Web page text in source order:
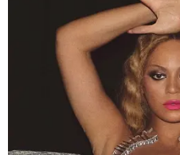
(Gazania rigens,
splendens)
Gatsania rough
vysoký až 25
velká 5-6 cm.